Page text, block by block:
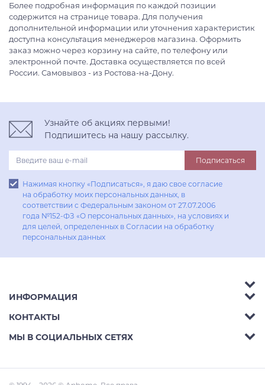
Более подробная информация по каждой позиции
содержится на странице товара. Для получения
дополнительной информации или уточнения характеристик
доступна консультация менеджеров магазина. Оформить
заказ можно через корзину на сайте, по телефону или
электронной почте. Доставка осуществляется по всей
России. Самовывоз - из Ростова-на-Дону.
Узнайте об акциях первыми!
Подпишитесь на нашу рассылку.
Подписаться
Нажимая кнопку «Подписаться», я даю свое согласие
на обработку моих персональных данных, в
соответствии с Федеральным законом от 27.07.2006
года №152-ФЗ «О персональных данных», на условиях и
для целей, определенных в Согласии на обработку
персональных данных
Аксессуары
Гостиные
Кухни
Кабинеты
ИНФОРМАЦИЯ
Акции
Доставка
КОНТАКТЫ
Телефон: 8 (800) 302-42-39
МЫ В СОЦИАЛЬНЫХ СЕТЯХ